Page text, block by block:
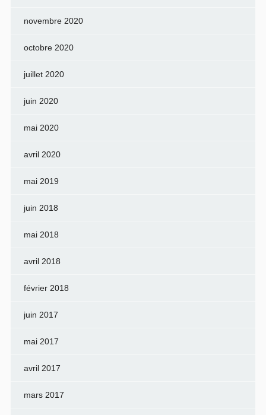
novembre 2020
octobre 2020
juillet 2020
juin 2020
mai 2020
avril 2020
mai 2019
juin 2018
mai 2018
avril 2018
février 2018
juin 2017
mai 2017
avril 2017
mars 2017